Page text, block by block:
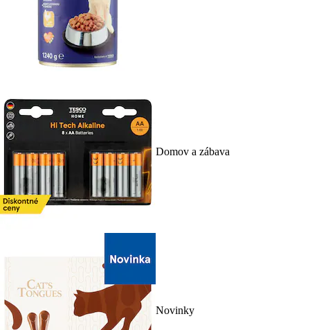
Domov a zábava
Novinky